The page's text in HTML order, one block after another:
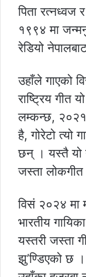
पिता रत्नध्वज
१९९४ मा
रेडियो
उहाँले गाएको
राष्ट्रिय गीत
लम्कन्छ,
है, गोरेटो त्यो
छन् । यस्तै यो
जस्ता लोकगीत
विसं २०२४ मा
भारतीय
यस्तरी जस्ता
झु’ण्डिएको छ ।